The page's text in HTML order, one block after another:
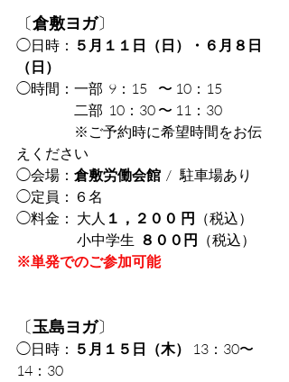
〔倉敷ヨガ〕
◯日時： ５月１１日（日）・６月８日
（日）
◯時間：一部  9：15    〜 10：15
二部  10：30 〜 11：30
※ご予約時に希望時間をお伝
えください
◯会場： 倉敷労働会館 /   駐車場あり
◯定員：６名
◯料金： 大人 １，２００ 円 （税込）
小中学生 ８００円 （税込）
※単発でのご参加可能
〔玉島ヨガ〕
◯日時： ５月１５日（木）
13：30〜
14：30